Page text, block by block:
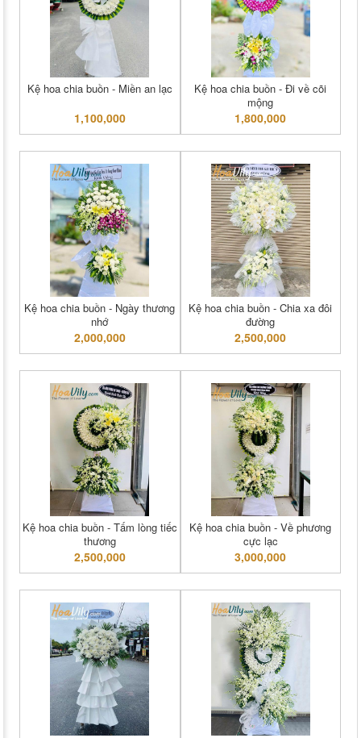
Kệ hoa chia buồn - Miền an lạc
1,100,000
Kệ hoa chia buồn - Đi về cõi
mộng
1,800,000
Kệ hoa chia buồn - Ngày thương
nhớ
2,000,000
Kệ hoa chia buồn - Chia xa đôi
đường
2,500,000
Kệ hoa chia buồn - Tấm lòng tiếc
thương
2,500,000
Kệ hoa chia buồn - Về phương
cực lạc
3,000,000